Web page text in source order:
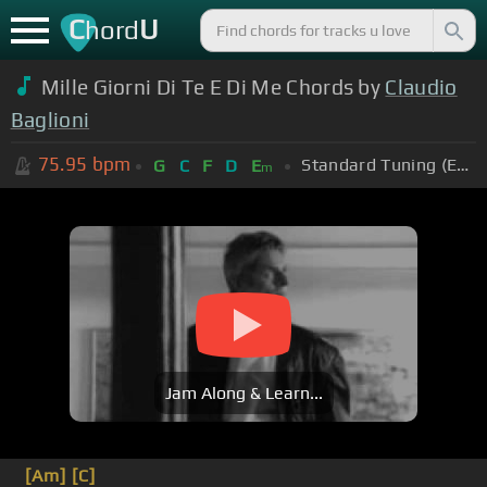
ChordU
Mille Giorni Di Te E Di Me Chords by Claudio
Baglioni
75.95 bpm G C F D Em Standard Tuning (EADGBE)
Jam Along & Learn...
[Am] [C]